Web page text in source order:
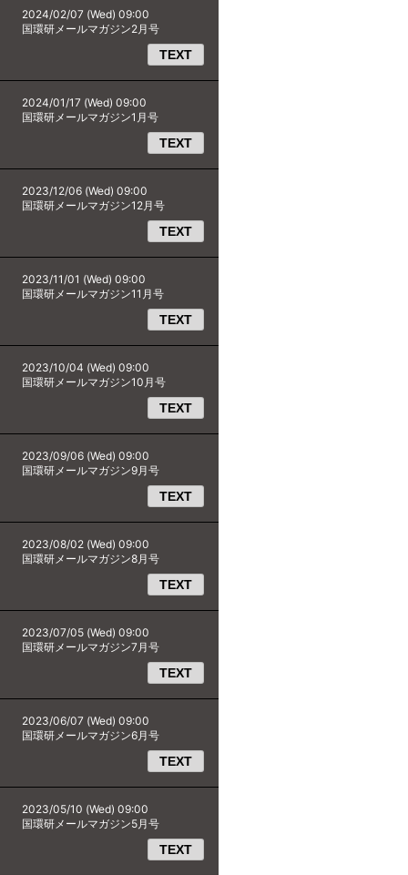
2024/02/07 (Wed) 09:00
国環研メールマガジン2月号
TEXT
2024/01/17 (Wed) 09:00
国環研メールマガジン1月号
TEXT
2023/12/06 (Wed) 09:00
国環研メールマガジン12月号
TEXT
2023/11/01 (Wed) 09:00
国環研メールマガジン11月号
TEXT
2023/10/04 (Wed) 09:00
国環研メールマガジン10月号
TEXT
2023/09/06 (Wed) 09:00
国環研メールマガジン9月号
TEXT
2023/08/02 (Wed) 09:00
国環研メールマガジン8月号
TEXT
2023/07/05 (Wed) 09:00
国環研メールマガジン7月号
TEXT
2023/06/07 (Wed) 09:00
国環研メールマガジン6月号
TEXT
2023/05/10 (Wed) 09:00
国環研メールマガジン5月号
TEXT